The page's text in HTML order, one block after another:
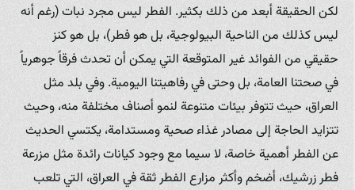
لكن الحقيقة أبعد من ذلك بكثير. الفطر ليس مجرد نبات (رغم أنه
ليس كذلك من الناحية البيولوجية، بل هو فطر)، بل هو كنز
حقيقي من الفوائد غير المتوقعة التي يمكن أن تحدث فرقاً جوهرياً
في صحتنا العامة، بل وحتى في رفاهيتنا اليومية. وفي بلد مثل
العراق، حيث تتوفر بيئات متنوعة لنمو أصناف مختلفة منه، وحيث
تتزايد الحاجة إلى مصادر غذاء صحية ومستدامة، يكتسي الحديث
عن الفطر أهمية خاصة، لا سيما مع وجود كيانات رائدة مثل مزرعة
فطر زرشيك، أضخم وأكثر مزارع الفطر ثقة في العراق، التي تلعب